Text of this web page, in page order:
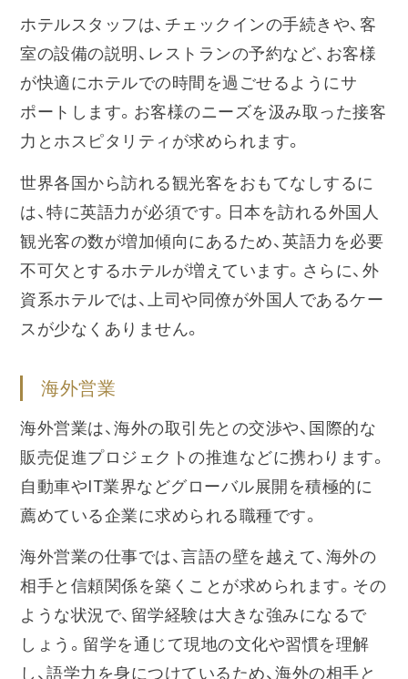
ホテルスタッフは、チェックインの手続きや、客
室の設備の説明、レストランの予約など、お客様
が快適にホテルでの時間を過ごせるようにサ
ポートします。お客様のニーズを汲み取った接客
力とホスピタリティが求められます。
世界各国から訪れる観光客をおもてなしするに
は、特に英語力が必須です。日本を訪れる外国人
観光客の数が増加傾向にあるため、英語力を必要
不可欠とするホテルが増えています。さらに、外
資系ホテルでは、上司や同僚が外国人であるケー
スが少なくありません。
海外営業
海外営業は、海外の取引先との交渉や、国際的な
販売促進プロジェクトの推進などに携わります。
自動車やIT業界などグローバル展開を積極的に
薦めている企業に求められる職種です。
海外営業の仕事では、言語の壁を越えて、海外の
相手と信頼関係を築くことが求められます。その
ような状況で、留学経験は大きな強みになるで
しょう。留学を通じて現地の文化や習慣を理解
し、語学力を身につけているため、海外の相手と